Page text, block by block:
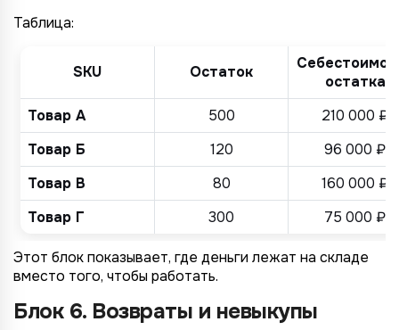
Таблица:
SKU Остаток
остатка
Товар А
500
210 000 ₽
Товар Б
120
96 000 ₽
Товар В
80
160 000 ₽
Товар Г
300 75 000 ₽
Этот блок показывает, где деньги лежат на складе
вместо того, чтобы работать.
Блок 6. Возвраты и невыкупы